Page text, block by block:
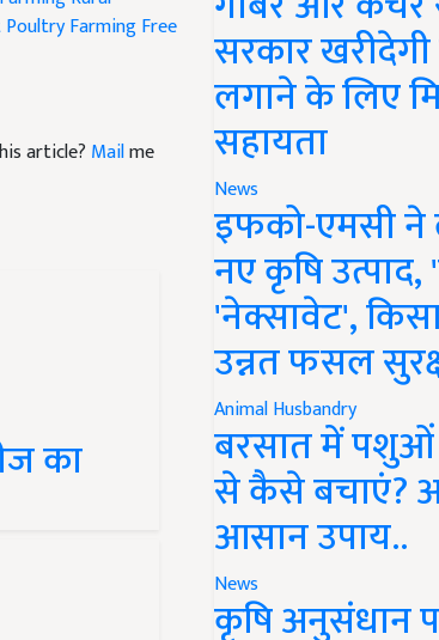
article?
का
सरकार
लगाने के लिए
सहायता
News
इफको-एमसी ने
नए कृषि
'नेक्सावेट',
उन्नत फसल
Animal Husbandry
बरसात में पशुओं
से कैसे बचाएं?
आसान उपाय..
News
कृषि अनुसंधान